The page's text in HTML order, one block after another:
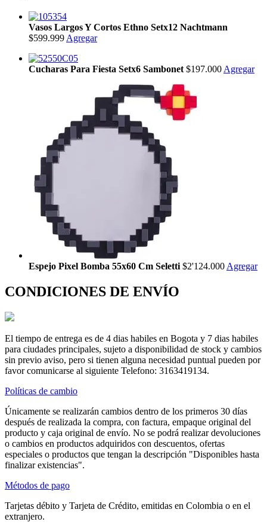
Vasos Largos Y Cortos Ethno Setx12 Nachtmann
$599.999 Agregar
Cucharas Para Fiesta Setx6 Sambonet $197.000 Agregar
Espejo Pixel Bomba 55x60 Cm Seletti $2'124.000 Agregar
CONDICIONES DE ENVÍO
El tiempo de entrega es de 4 dias habiles en Bogota y 7 dias habiles
para ciudades principales, sujeto a disponibilidad de stock y cambios
sin previo aviso, pero si tienen alguna necesidad puntual pueden por
favor comunicarse al siguiente Telefono: 3163419134.
Políticas de cambio
Únicamente se realizarán cambios dentro de los primeros 30 días
después de realizada la compra, con factura, empaque original del
producto y caja original de envío. No se podrá realizar devoluciones
o cambios en productos adquiridos con descuentos, ofertas
especiales o productos que tengan la descripción "Disponibles hasta
finalizar existencias".
Métodos de pago
Tarjetas débito y Tarjeta de Crédito, emitidas en Colombia o en el
extranjero.